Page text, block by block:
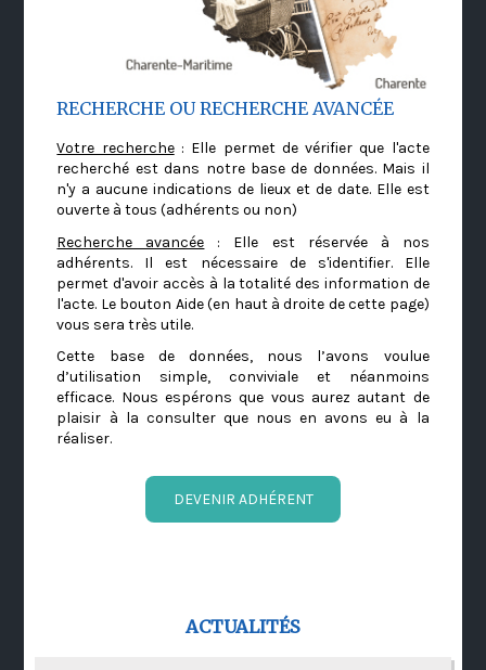
RECHERCHE OU RECHERCHE AVANCÉE
Votre recherche: Elle permet de vérifier que l'acte
recherché est dans notre base de données. Mais il
n'y a aucune indications de lieux et de date. Elle est
ouverte à tous (adhérents ou non)
Recherche avancée : Elle est réservée à nos
adhérents. Il est nécessaire de s'identifier. Elle
permet d'avoir accès à la totalité des information de
l'acte. Le bouton Aide (en haut à droite de cette page)
vous sera très utile.
Cette base de données, nous l’avons voulue
d’utilisation simple, conviviale et néanmoins
efficace. Nous espérons que vous aurez autant de
plaisir à la consulter que nous en avons eu à la
réaliser.
DEVENIR ADHÉRENT
ACTUALITÉS